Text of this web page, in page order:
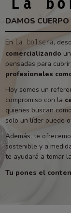
DAMOS
En La bolsera,
comercializando
pensadas para
profesionales
Hoy somos un
compromiso con la
quienes buscan
solo un líder puede
Además, te
sostenible y a
te ayudará a tomar
Tu pones el